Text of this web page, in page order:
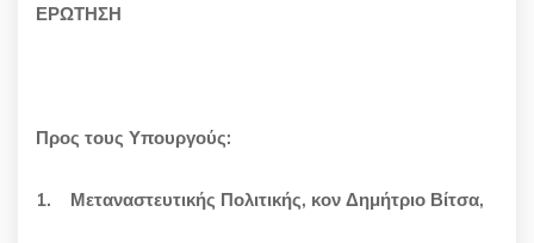
ΕΡΩΤΗΣΗ
Προς τους Υπουργούς:
1. Μεταναστευτικής Πολιτικής, κον Δημήτριο Βίτσα,